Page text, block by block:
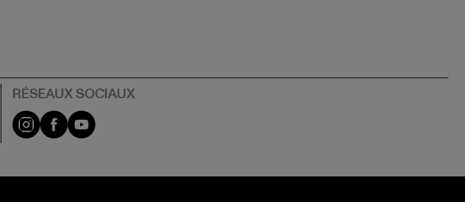
Visit our Instagram page:
Visit our Facebook page:
Visit our YouTube channel: